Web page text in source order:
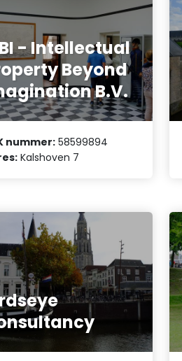
- Intellectual
Beyond
B.V.
nummer: 58599894
Kalshoven 7